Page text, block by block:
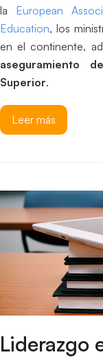
la European
Education, los
en el continente,
aseguramiento
Superior.
Leer más
Liderazgo